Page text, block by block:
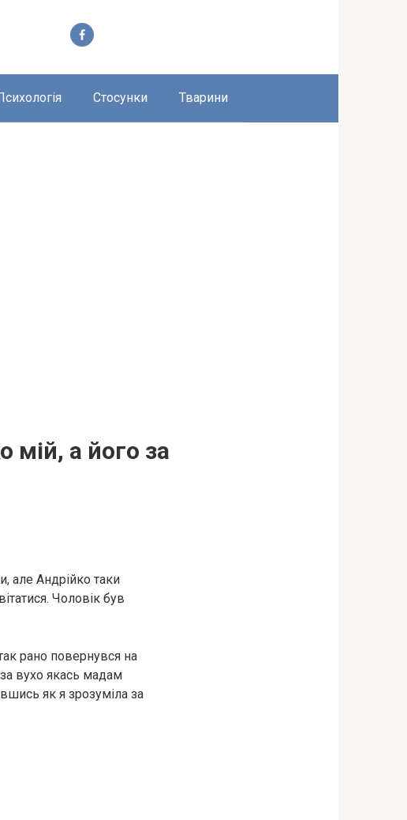
Стосунки Тварини
мій, а його за
але Андрійко таки
Чоловік був
рано повернувся на
вухо якась мадам
як я зрозуміла за